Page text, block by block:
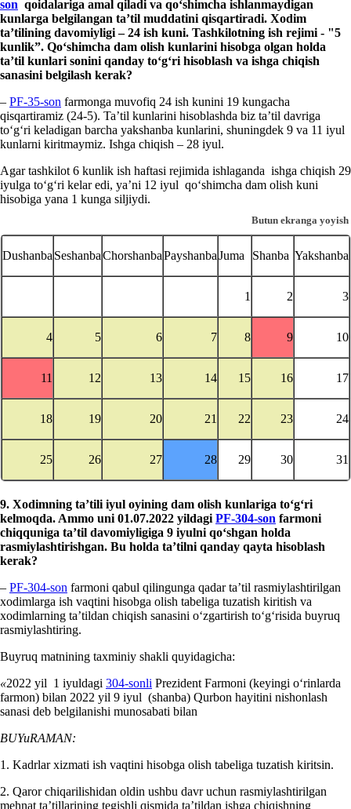
son qoidalariga amal qiladi va qoʻshimcha ishlanmaydigan
kunlarga belgilangan ta’til muddatini qisqartiradi. Xodim
ta’tilining davomiyligi– 24 ish kuni. Tashkilotning ish rejimi - "5
kunlik”. Qoʻshimcha dam olish kunlarini hisobga olgan holda
ta’til kunlari sonini qanday toʻgʻri hisoblash va ishga chiqish
sanasini belgilash kerak?
– PF-35-son farmonga muvofiq 24 ish kunini 19 kungacha
qisqartiramiz (24-5). Ta’til kunlarini hisoblashda biz ta’til davriga
toʻgʻri keladigan barcha yakshanba kunlarini, shuningdek 9 va 11 iyul
kunlarni kiritmaymiz. Ishga chiqish – 28 iyul.
Agar tashkilot 6 kunlik ish haftasi rejimida ishlaganda ishga chiqish 29
iyulga toʻgʻri kelar edi, ya’ni 12 iyul qoʻshimcha dam olish kuni
hisobiga yana 1 kunga siljiydi.
Dushanba SeshanbaChorshanbaPayshanbaJuma Shanba Yakshanba
1 2 3
4 5 6 7 8 9 10
11 12 13 14 15 16 17
18 19 20 21 22 23 24
25 26 27 28 29 30 31
Butun ekranga yoyish
9. Xodimning ta’tili iyul oyining dam olish kunlariga toʻgʻri
kelmoqda. Ammo uni 01.07.2022 yildagi PF-304-son farmoni
chiqquniga ta’til davomiyligiga 9 iyulni qoʻshgan holda
rasmiylashtirishgan. Bu holda ta’tilni qanday qayta hisoblash
kerak?
– PF-304-son farmoni qabul qilingunga qadar ta’til rasmiylashtirilgan
хodimlarga ish vaqtini hisobga olish tabeliga tuzatish kiritish va
хodimlarning ta’tildan chiqish sanasini oʻzgartirish toʻgʻrisida buyruq
rasmiylashtiring.
Buyruq matnining taхminiy shakli quyidagicha:
«2022 yil 1 iyuldagi 304-sonli Prezident Farmoni (keyingi oʻrinlarda
farmon) bilan 2022 yil 9 iyul (shanba) Qurbon hayitini nishonlash
sanasi deb belgilanishi munosabati bilan
BUYuRAMAN:
1. Kadrlar хizmati ish vaqtini hisobga olish tabeliga tuzatish kiritsin.
2. Qaror chiqarilishidan oldin ushbu davr uchun rasmiylashtirilgan
mehnat ta’tillarining tegishli qismida ta’tildan ishga chiqishning